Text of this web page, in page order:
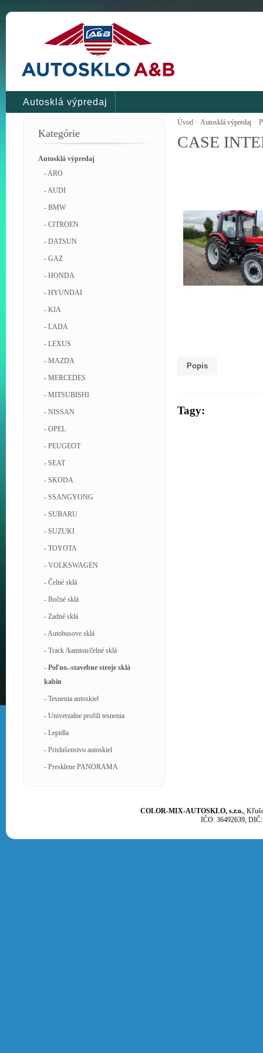
Autosklá výpredaj
Kategórie
Autosklá výpredaj
- ARO
- AUDI
- BMW
- CITROEN
- DATSUN
- GAZ
- HONDA
- HYUNDAI
- KIA
- LADA
- LEXUS
- MAZDA
- MERCEDES
- MITSUBISHI
- NISSAN
- OPEL
- PEUGEOT
- SEAT
- SKODA
- SSANGYONG
- SUBARU
- SUZUKI
- TOYOTA
- VOLKSWAGEN
- Čelné sklá
- Bočné sklá
- Zadné sklá
- Autobusove sklá
- Track /kamion/čelné sklá
- Poľno.-stavebne stroje sklá
kabin
- Tesnenia autoskiel
- Univerzalne profili tesnenia
- Lepidla
- Prislušenstvo autoskiel
- Presklene PANORAMA
Úvod > Autosklá výpredaj >
CASE
Popis
Tagy:
COLOR-MIX-AUTOSKLO, s.r.o.,
IČO: 36492639,